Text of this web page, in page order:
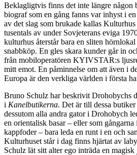
Beklagligtvis finns det inte längre
biograf som en gång fanns var inhyst i
av det slag som brukade kallas
tusentals av under Sovjeterans eviga
kulturhus återstår bara en sliten
snabbköp. En gles skara kunder går in
från mobiloperatören KYIVSTAR:s
mitt emot. En påminnelse om att även i
Europa är den verkliga världen i första
Bruno Schulz har beskrivit Drohobychs
i Kanelbutikerna. Det är till dessa
dessutom alla andra gator i Drohobych
en orientalisk basar – eller som
kappfoder – bara leda en runt i en och
Kulturhuset står i dag finns hjärtat av
Schulz lät sitt alter ego inträda en magisk